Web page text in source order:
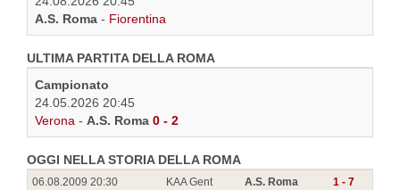
A.S. Roma - Fiorentina
ULTIMA PARTITA DELLA ROMA
Campionato
24.05.2026 20:45
Verona - A.S. Roma 0 - 2
OGGI NELLA STORIA DELLA ROMA
06.08.2009 20:30
KAA Gent A.S. Roma 1 - 7